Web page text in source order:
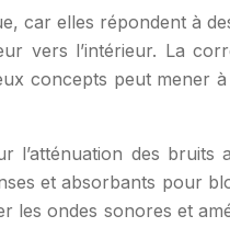
car elles répondent à
vers l’intérieur. La
concepts peut mener
des bruits
et absorbants pour
ondes sonores et